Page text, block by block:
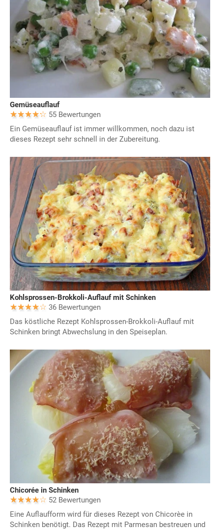
Gemüseauflauf
55 Bewertungen
Ein Gemüseauflauf ist immer willkommen, noch dazu ist
dieses Rezept sehr schnell in der Zubereitung.
Kohlsprossen-Brokkoli-Auflauf mit Schinken
36 Bewertungen
Das köstliche Rezept Kohlsprossen-Brokkoli-Auflauf mit
Schinken bringt Abwechslung in den Speiseplan.
Chicorée in Schinken
52 Bewertungen
Eine Auflaufform wird für dieses Rezept von Chicorèe in
Schinken benötigt. Das Rezept mit Parmesan bestreuen und